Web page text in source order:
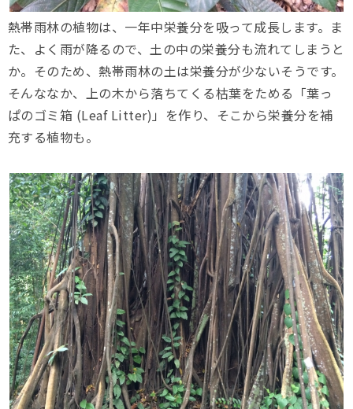
熱帯雨林の植物は、一年中栄養分を吸って成長します。ま
た、よく雨が降るので、土の中の栄養分も流れてしまうと
か。そのため、熱帯雨林の土は栄養分が少ないそうです。
そんななか、上の木から落ちてくる枯葉をためる「葉っ
ぱのゴミ箱 (Leaf Litter)」を作り、そこから栄養分を補
充する植物も。